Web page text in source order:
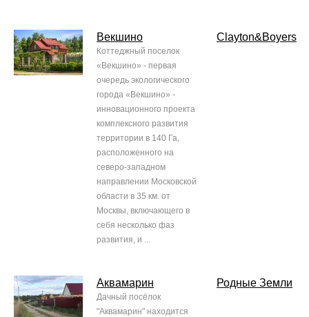
Векшино
Коттеджный поселок
«Векшино» - первая
очередь экологического
города «Векшино» -
инновационного проекта
комплексного развития
территории в 140 Га,
расположенного на
северо-западном
направлении Московской
области в 35 км. от
Москвы, включающего в
себя несколько фаз
развития, и ...
Clayton&Boyers
Аквамарин
Дачный посёлок
"Аквамарин" находится
Родные Земли